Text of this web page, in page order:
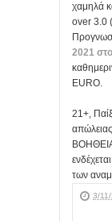
χαμηλά
over 3.0
2021
EURO.
21+,
των
3/